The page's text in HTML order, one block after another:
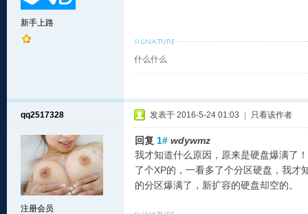
新手上路
什么什么
qq2517328
注册会员
发表于 2016-5-24 01:03 只看该作者
回复 1# wdywmz
我才知道什么原因，原来是硬盘爆满了
了个XP的，一看多了个分区硬盘，我才
的分区爆满了，新扩容的硬盘却空的。